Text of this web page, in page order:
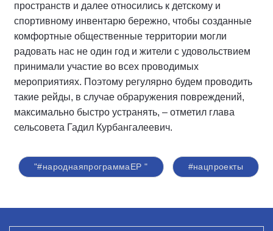
пространств и далее относились к детскому и
спортивному инвентарю бережно, чтобы созданные
комфортные общественные территории могли
радовать нас не один год и жители с удовольствием
принимали участие во всех проводимых
мероприятиях. Поэтому регулярно будем проводить
такие рейды, в случае обраружения повреждений,
максимально быстро устранять, – отметил глава
сельсовета Гадил Курбангалеевич.
"#народнаяпрограммаЕР " #нацпроекты